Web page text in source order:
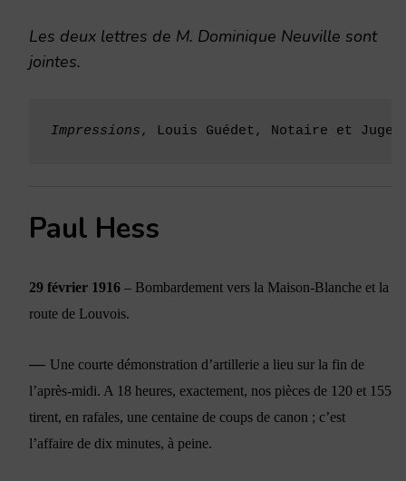
Les deux lettres de M. Dominique Neuville sont
jointes.
Impressions, Louis Guédet, Notaire et
Paul Hess
29 février 1916 – Bombardement vers la Maison-Blanche et la
route de Louvois.
— Une courte démonstration d’artillerie a lieu sur la fin de
l’après-midi. A 18 heures, exactement, nos pièces de 120 et 155
tirent, en rafales, une centaine de coups de canon ; c’est
l’affaire de dix minutes, à peine.